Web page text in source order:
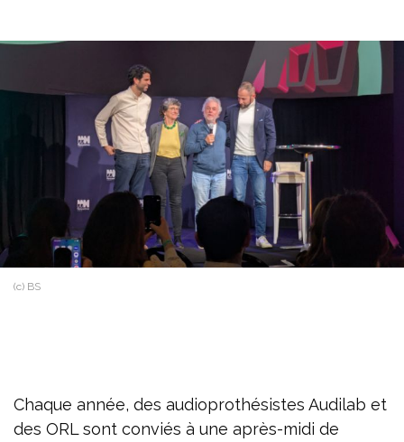
(c) BS
Chaque année, des audioprothésistes Audilab et
des ORL sont conviés à une après-midi de